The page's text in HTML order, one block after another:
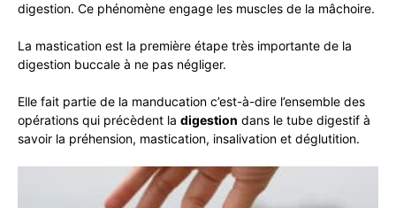
digestion. Ce phénomène engage les muscles de la mâchoire.
La mastication est la première étape très importante de la
digestion buccale à ne pas négliger.
Elle fait partie de la manducation c’est-à-dire l’ensemble des
opérations qui précèdent la digestion dans le tube digestif à
savoir la préhension, mastication, insalivation et déglutition.